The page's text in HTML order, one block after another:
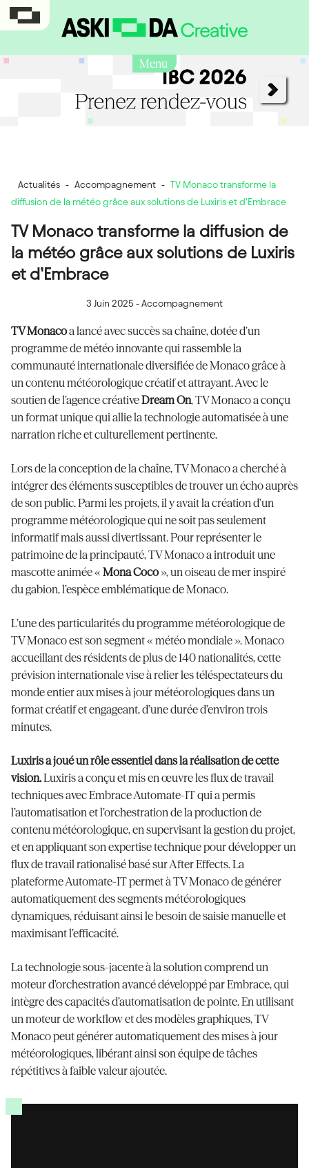
Menu
Actualités - Accompagnement - TV Monaco transforme la
diffusion de la météo grâce aux solutions de Luxiris et d’Embrace
TV Monaco transforme la diffusion de
la météo grâce aux solutions de Luxiris
et d’Embrace
3 Juin 2025 - Accompagnement
TV Monacoa lancé avec succès sa chaîne, dotée d’un
programme de météo innovante qui rassemble la
communauté internationale diversifiée de Monaco grâce à
un contenu météorologique créatif et attrayant. Avec le
soutien de l’agence créativeDream On, TV Monaco a conçu
un format unique qui allie la technologie automatisée à une
narration riche et culturellement pertinente.
Lors de la conception de la chaîne, TV Monaco a cherché à
intégrer des éléments susceptibles de trouver un écho auprès
de son public. Parmi les projets, il y avait la création d’un
programme météorologique qui ne soit pas seulement
informatif mais aussi divertissant. Pour représenter le
patrimoine de la principauté, TV Monaco a introduit une
mascotte animée « Mona Coco», un oiseau de mer inspiré
du gabion, l’espèce emblématique de Monaco.
L’une des particularités du programme météorologique de
TV Monaco est son segment « météo mondiale ». Monaco
accueillant des résidents de plus de 140 nationalités, cette
prévision internationale vise à relier les téléspectateurs du
monde entier aux mises à jour météorologiques dans un
format créatif et engageant, d’une durée d’environ trois
minutes.
Luxiris a joué un rôle essentiel dans la réalisation de cette
vision.Luxiris a conçu et mis en œuvre les flux de travail
techniques avec Embrace Automate-IT qui a permis
l’automatisation et l’orchestration de la production de
contenu météorologique, en supervisant la gestion du projet,
et en appliquant son expertise technique pour développer un
flux de travail rationalisé basé sur After Effects. La
plateforme Automate-IT permet à TV Monaco de générer
automatiquement des segments météorologiques
dynamiques, réduisant ainsi le besoin de saisie manuelle et
maximisant l’efficacité.
La technologie sous-jacente à la solution comprend un
moteur d’orchestration avancé développé par Embrace, qui
intègre des capacités d’automatisation de pointe. En utilisant
un moteur de workflow et des modèles graphiques, TV
Monaco peut générer automatiquement des mises à jour
météorologiques, libérant ainsi son équipe de tâches
répétitives à faible valeur ajoutée.